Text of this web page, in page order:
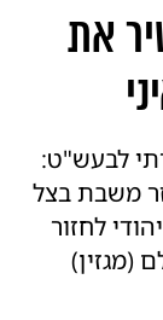
את
לבעש"ט:
משבת בצל
לחזור
(מגזין)